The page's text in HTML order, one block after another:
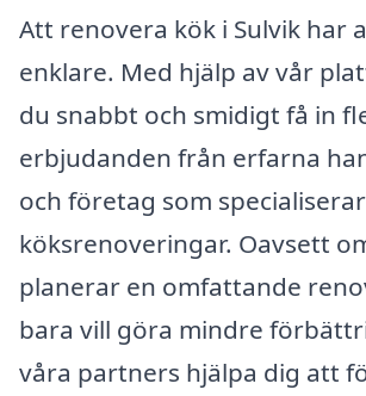
Att renovera kök i Sulvik har
enklare. Med hjälp av vår
du snabbt och smidigt få in
erbjudanden från erfarna
och företag som
köksrenoveringar. Oavsett
planerar en omfattande
bara vill göra mindre
våra partners hjälpa dig att